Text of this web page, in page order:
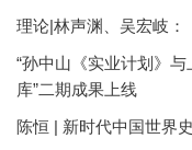
理论|林声渊、吴宏岐：
“孙中山《实业计划》
库”二期成果上线
陈恒 | 新时代中国世界